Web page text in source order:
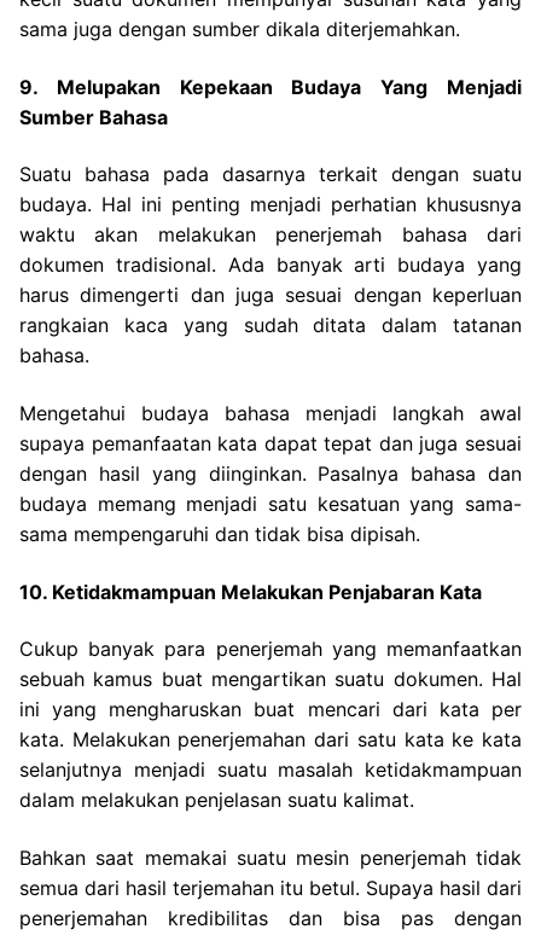
sama juga dengan sumber dikala diterjemahkan.
9. Melupakan Kepekaan Budaya Yang Menjadi
Sumber Bahasa
Suatu bahasa pada dasarnya terkait dengan suatu
budaya. Hal ini penting menjadi perhatian khususnya
waktu akan melakukan penerjemah bahasa dari
dokumen tradisional. Ada banyak arti budaya yang
harus dimengerti dan juga sesuai dengan keperluan
rangkaian kaca yang sudah ditata dalam tatanan
bahasa.
Mengetahui budaya bahasa menjadi langkah awal
supaya pemanfaatan kata dapat tepat dan juga sesuai
dengan hasil yang diinginkan. Pasalnya bahasa dan
budaya memang menjadi satu kesatuan yang sama-
sama mempengaruhi dan tidak bisa dipisah.
10. Ketidakmampuan Melakukan Penjabaran Kata
Cukup banyak para penerjemah yang memanfaatkan
sebuah kamus buat mengartikan suatu dokumen. Hal
ini yang mengharuskan buat mencari dari kata per
kata. Melakukan penerjemahan dari satu kata ke kata
selanjutnya menjadi suatu masalah ketidakmampuan
dalam melakukan penjelasan suatu kalimat.
Bahkan saat memakai suatu mesin penerjemah tidak
semua dari hasil terjemahan itu betul. Supaya hasil dari
penerjemahan kredibilitas dan bisa pas dengan